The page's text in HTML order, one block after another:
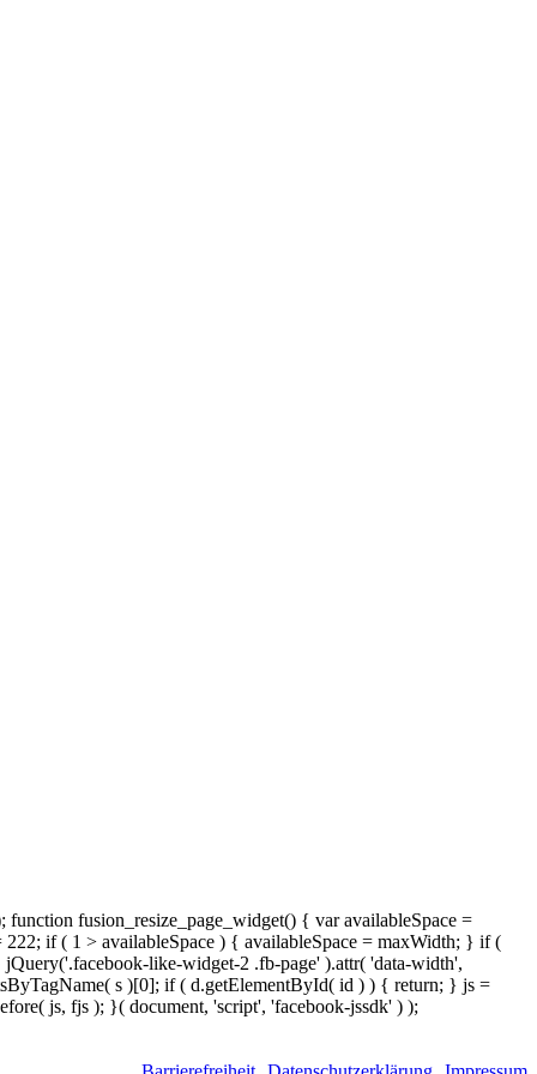
fusion_resize_page_widget() { var availableSpace =
if ( 1 > availableSpace ) { availableSpace = maxWidth; } if (
like-widget-2 .fb-page' ).attr( 'data-width',
s )[0]; if ( d.getElementById( id ) ) { return; } js =
js, fjs ); }( document, 'script', 'facebook-jssdk' ) );